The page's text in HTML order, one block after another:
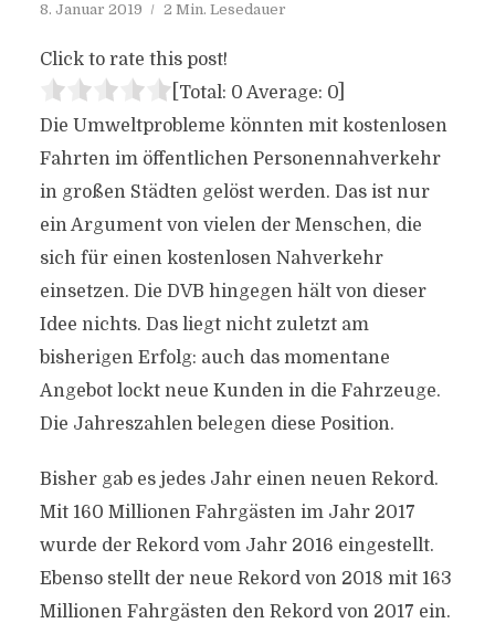
8. Januar 2019 2 Min. Lesedauer
Click to rate this post!
[Total: 0 Average: 0]
Die Umweltprobleme könnten mit kostenlosen
Fahrten im öffentlichen Personennahverkehr
in großen Städten gelöst werden. Das ist nur
ein Argument von vielen der Menschen, die
sich für einen kostenlosen Nahverkehr
einsetzen. Die DVB hingegen hält von dieser
Idee nichts. Das liegt nicht zuletzt am
bisherigen Erfolg: auch das momentane
Angebot lockt neue Kunden in die Fahrzeuge.
Die Jahreszahlen belegen diese Position.
Bisher gab es jedes Jahr einen neuen Rekord.
Mit 160 Millionen Fahrgästen im Jahr 2017
wurde der Rekord vom Jahr 2016 eingestellt.
Ebenso stellt der neue Rekord von 2018 mit 163
Millionen Fahrgästen den Rekord von 2017 ein.